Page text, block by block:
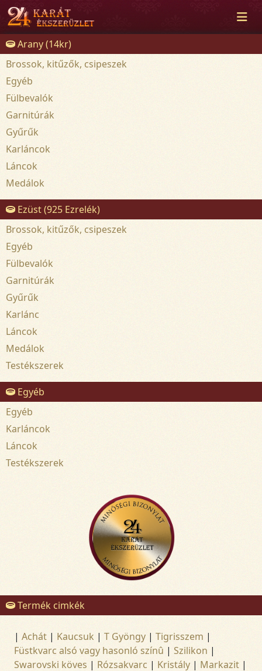
Arany (14kr)
Brossok, kitűzők, csipeszek
Egyéb
Fülbevalók
Garnitúrák
Gyűrűk
Karláncok
Láncok
Medálok
Ezüst (925 Ezrelék)
Brossok, kitűzők, csipeszek
Egyéb
Fülbevalók
Garnitúrák
Gyűrűk
Karlánc
Láncok
Medálok
Testékszerek
Egyéb
Egyéb
Karláncok
Láncok
Testékszerek
Termék cimkék
| Achát | Kaucsuk | T Gyöngy | Tigrisszem |
Füstkvarc alsó vagy hasonló színû | Szilikon |
Swarovski köves | Rózsakvarc | Kristály | Markazit |